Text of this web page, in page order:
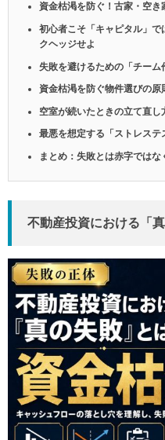
資金枯渇を防ぐ！古家・空
初心者こそ「キャピタル」
クヘッジせよ
失敗を避けるための「チーム
資金枯渇を防ぐ物件選びの原
空室が続いたときの立て直し
最悪を想定する「ストレステ
まとめ：失敗とは赤字では
不動産投資における「